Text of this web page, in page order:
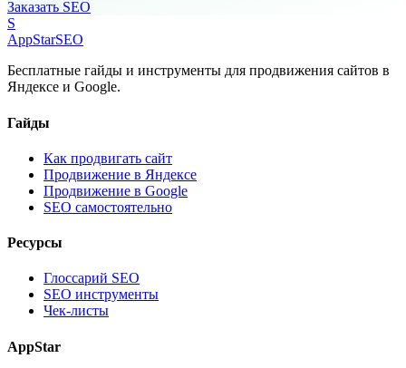
Заказать SEO
S
AppStarSEO
Бесплатные гайды и инструменты для продвижения сайтов в
Яндексе и Google.
Гайды
Как продвигать сайт
Продвижение в Яндексе
Продвижение в Google
SEO самостоятельно
Ресурсы
Глоссарий SEO
SEO инструменты
Чек-листы
AppStar